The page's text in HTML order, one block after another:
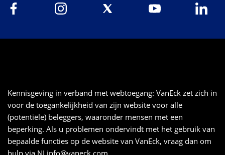
Kennisgeving in verband met webtoegang: VanEck zet zich in
voor de toegankelijkheid van zijn website voor alle
(potentiële) beleggers, waaronder mensen met een
beperking. Als u problemen ondervindt met het gebruik van
bepaalde functies op de website van VanEck, vraag dan om
hulp via NLinfo@vaneck.com